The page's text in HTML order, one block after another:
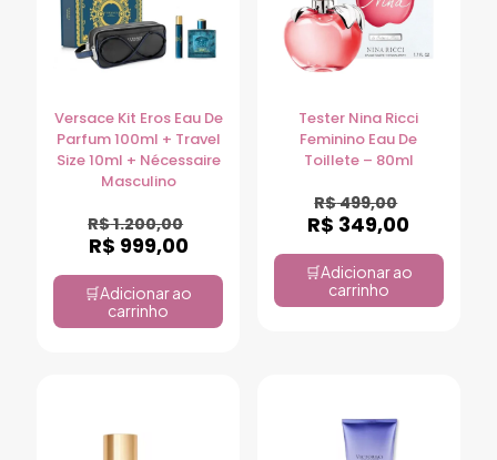
Versace Kit Eros Eau De
Parfum 100ml + Travel
Size 10ml + Nécessaire
Masculino
R$1.200,00
R$ 999,00
Adicionar ao
carrinho
Tester Nina Ricci
Feminino Eau De
Toillete – 80ml
R$499,00
R$ 349,00
Adicionar ao
carrinho